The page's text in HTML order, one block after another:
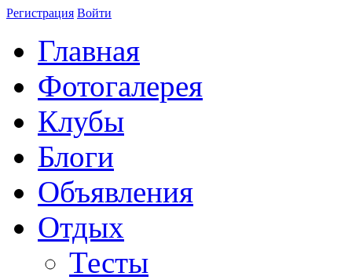
Регистрация Войти
Главная
Фотогалерея
Клубы
Блоги
Объявления
Отдых
Тесты